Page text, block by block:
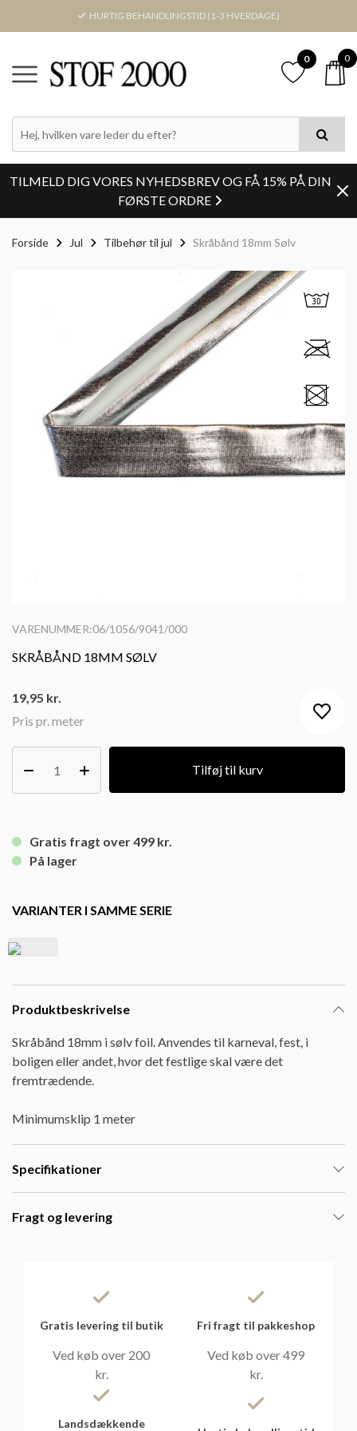
HURTIG BEHANDLINGSTID (1-3 HVERDAGE)
0 0
TILMELD DIG VORES NYHEDSBREV OG FÅ 15% PÅ DIN
FØRSTE ORDRE
Forside Jul Tilbehør til jul Skråbånd 18mm Sølv
VARENUMMER:06/1056/9041/000
SKRÅBÅND 18MM SØLV
Pris pr. meter
19,95 kr.
Tilføj til kurv
Gratis fragt over 499 kr.
På lager
VARIANTER I SAMME SERIE
Produktbeskrivelse
Skråbånd 18mm i sølv foil. Anvendes til karneval, fest, i
boligen eller andet, hvor det festlige skal være det
fremtrædende.
Minimumsklip 1 meter
Specifikationer
Fragt og levering
Gratis levering til butik
Ved køb over 200
kr.
Fri fragt til pakkeshop
Ved køb over 499
kr.
Landsdækkende